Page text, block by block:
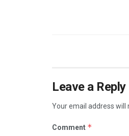
Leave a Reply
Your email address will
Comment *